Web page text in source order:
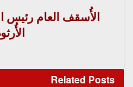
الأُسقف العام رئيس
Related Posts